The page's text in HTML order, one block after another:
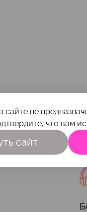
не
что вам
сайт